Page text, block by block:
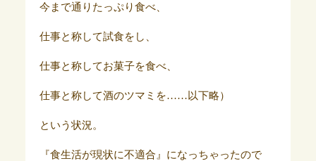
今まで通りたっぷり食べ、
仕事と称して試食をし、
仕事と称してお菓子を食べ、
仕事と称して酒のツマミを……以下略）
という状況。
『食生活が現状に不適合』になっちゃったので